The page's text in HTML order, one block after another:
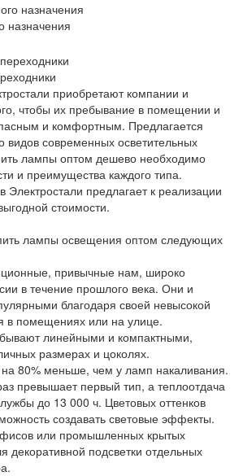
назначения
приобретают компании и
чтобы их пребывание в помещении и
и комфортным. Предлагается
видов современных осветительных
лампы оптом дешево необходимо
и преимущества каждого типа.
Электростали предлагает к реализации
стоимости.
лампы освещения оптом следующих
привычные нам, широко
в течение прошлого века. Они и
благодаря своей невысокой
в помещениях или на улице.
линейными и компактными,
размерах и цоколях.
80% меньше, чем у ламп накаливания.
превышает первый тип, а теплоотдача
до 13 000 ч. Цветовых оттенков
создавать световые эффекты.
или промышленных крытых
декоративной подсветки отдельных